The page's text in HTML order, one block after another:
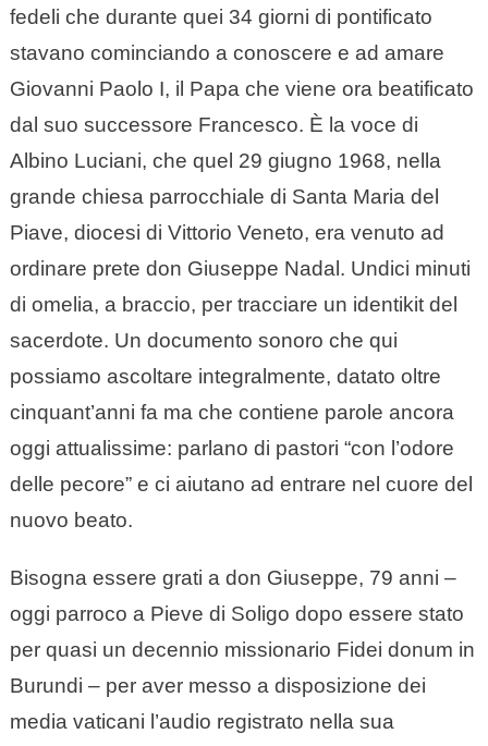
fedeli che durante quei 34 giorni di pontificato
stavano cominciando a conoscere e ad amare
Giovanni Paolo I, il Papa che viene ora beatificato
dal suo successore Francesco. È la voce di
Albino Luciani, che quel 29 giugno 1968, nella
grande chiesa parrocchiale di Santa Maria del
Piave, diocesi di Vittorio Veneto, era venuto ad
ordinare prete don Giuseppe Nadal. Undici minuti
di omelia, a braccio, per tracciare un identikit del
sacerdote. Un documento sonoro che qui
possiamo ascoltare integralmente, datato oltre
cinquant’anni fa ma che contiene parole ancora
oggi attualissime: parlano di pastori “con l’odore
delle pecore” e ci aiutano ad entrare nel cuore del
nuovo beato.
Bisogna essere grati a don Giuseppe, 79 anni –
oggi parroco a Pieve di Soligo dopo essere stato
per quasi un decennio missionario Fidei donum in
Burundi – per aver messo a disposizione dei
media vaticani l’audio registrato nella sua